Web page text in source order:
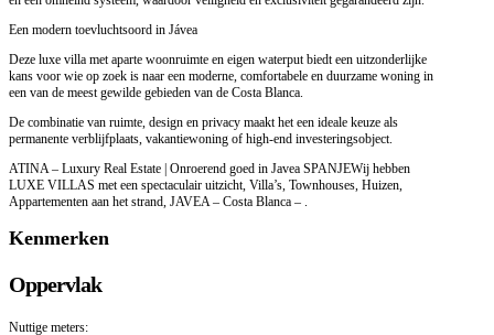
Een modern toevluchtsoord in Jávea
Deze luxe villa met aparte woonruimte en eigen waterput biedt een uitzonderlijke
kans voor wie op zoek is naar een moderne, comfortabele en duurzame woning in
een van de meest gewilde gebieden van de Costa Blanca.
De combinatie van ruimte, design en privacy maakt het een ideale keuze als
permanente verblijfplaats, vakantiewoning of high-end investeringsobject.
ATINA – Luxury Real Estate | Onroerend goed in Javea SPANJEWij hebben
LUXE VILLAS met een spectaculair uitzicht, Villa’s, Townhouses, Huizen,
Appartementen aan het strand, JAVEA – Costa Blanca – .
Kenmerken
Oppervlak
Nuttige meters: